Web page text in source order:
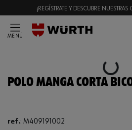
¡REGÍSTRATE Y DESCUBRE NUESTRAS
MENÚ
Loading...
POLO MANGA CORTA
ref.: M409191002